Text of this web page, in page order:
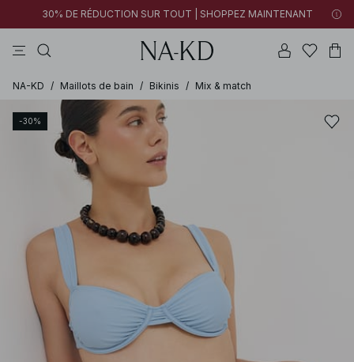
30% DE RÉDUCTION SUR TOUT | SHOPPEZ MAINTENANT
NA-KD / Maillots de bain / Bikinis / Mix & match
-30%